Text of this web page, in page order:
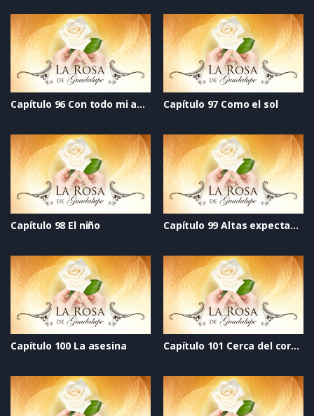
Capítulo 96 Con todo mi amor Capítulo 97 Como el sol
Capítulo 98 El niño Capítulo 99 Altas expectativas
Capítulo 100 La asesina Capítulo 101 Cerca del corazón